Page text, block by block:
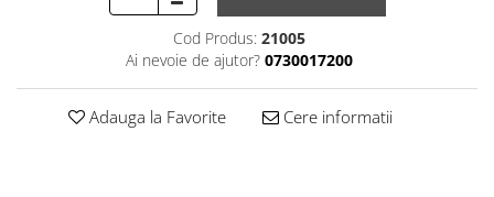
Cod Produs: 21005
Ai nevoie de ajutor? 0730017200
Adauga la Favorite Cere informatii